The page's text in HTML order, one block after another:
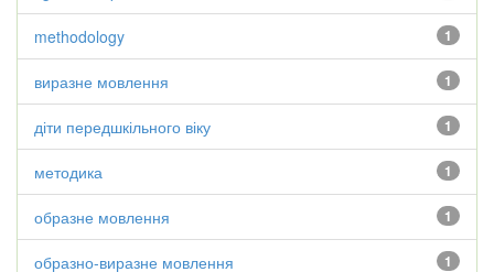
1
methodology
1
виразне мовлення
1
діти передшкільного віку
1
методика
1
образне мовлення
1
образно-виразне мовлення